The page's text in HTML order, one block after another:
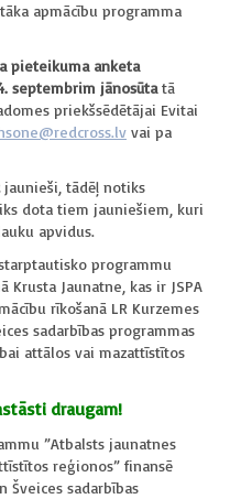
apmācību programma
pieteikuma anketa
septembrim jānosūtatā
priekšsēdētājai Evitai
vai pa
jaunieši, tādēļ notiks
dota tiem jauniešiem, kuri
apvidus.
programmu
Krusta Jaunatne, kas ir JSPA
rīkošanā LR Kurzemes
sadarbības programmas
attālos vai mazattīstītos
draugam!
”Atbalsts jaunatnes
reģionos” finansē
Šveices sadarbības